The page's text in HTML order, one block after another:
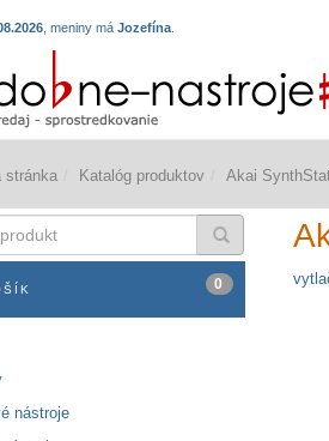
, meniny má Jozefína
stránka Katalóg produktov Akai
0
nástroje